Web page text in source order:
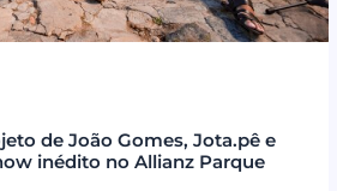
de João Gomes, Jota.pê e
inédito no Allianz Parque